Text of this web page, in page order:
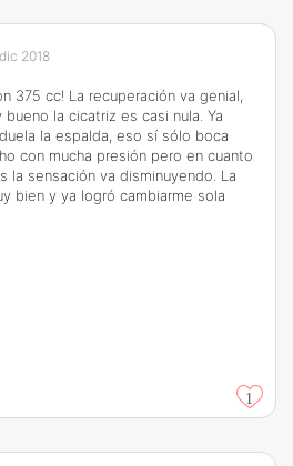
2018
375 cc! La recuperación va genial,
la cicatriz es casi nula. Ya
la espalda, eso sí sólo boca
con mucha presión pero en cuanto
la sensación va disminuyendo. La
bien y ya logró cambiarme sola
1